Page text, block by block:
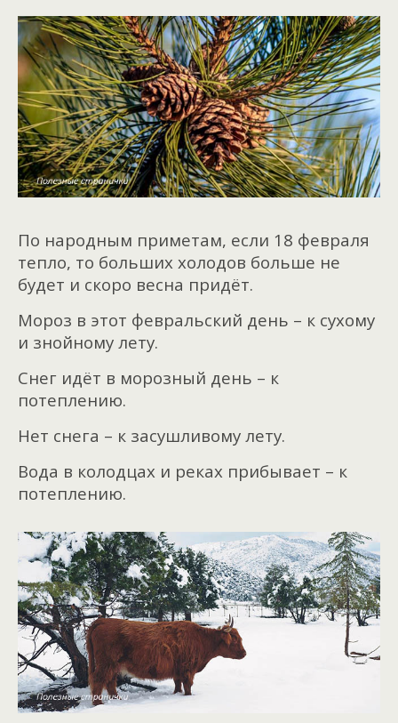
По народным приметам, если 18 февраля
тепло, то больших холодов больше не
будет и скоро весна придёт.
Мороз в этот февральский день – к сухому
и знойному лету.
Снег идёт в морозный день – к
потеплению.
Нет снега – к засушливому лету.
Вода в колодцах и реках прибывает – к
потеплению.